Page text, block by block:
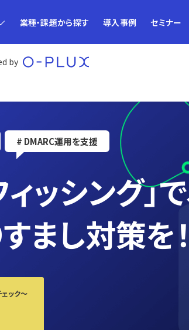
業種・課題から探す 導入事例 セミナー
by
# DMARC運用を支援
ッシング」で
まし対策を！
ック〜